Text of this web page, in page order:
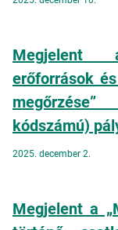
Megjelent
erőforrások
kódszámú)
2025. december 2.
Megjelent a